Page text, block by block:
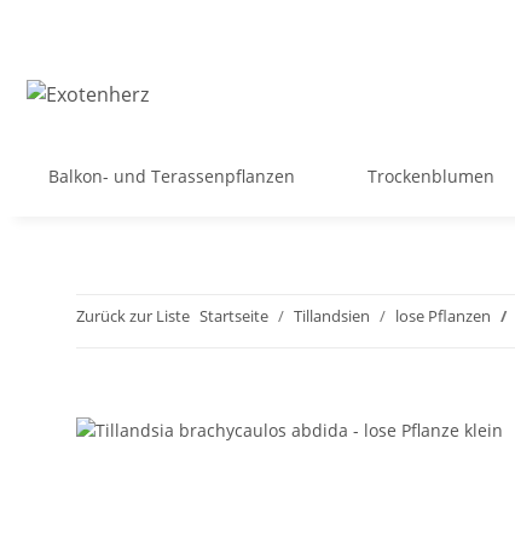
Balkon- und Terassenpflanzen Trockenblumen
Zurück zur Liste Startseite Tillandsien lose Pflanzen